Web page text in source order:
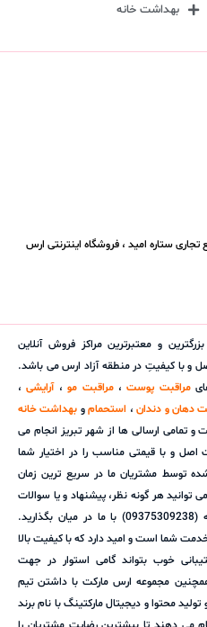
بهداشت خانه
ستاره امید ، فروشگاه اینترنتی ارس
و معتبرترین مراکز فروش آنلاین
و با کیفیتِ در منطقه آزاد ارس می باشد.
مراقبت پوست،مراقبت مو،آرایشی،
دهان و دندان، استحمامو بهداشت خانه
تمامی ارسالی ها از شهر تبریز انجام می
و با قیمتی مناسب را در اختیار شما
توسط مشتریان ما در سریع ترین زمان
هر گونه نظر، پیشنهاد و یا سوالات
خود را از طریق پشتیبانی آنلاین مجموعه (09375309238) با ما در میان بگذارید.
شما است و امید دارد که با کیفیت بالا
خوب بتواند گامی استوار در جهت
مجموعه ارس مارکت با داشتن تیم
محتوا و دیجیتال مارکتینگ با نام برند